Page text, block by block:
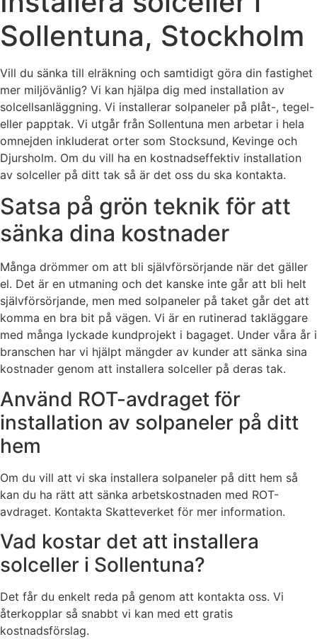
Sollentuna, Stockholm
Vill du sänka till elräkning och samtidigt göra din fastighet
mer miljövänlig? Vi kan hjälpa dig med installation av
solcellsanläggning. Vi installerar solpaneler på plåt-, tegel-
eller papptak. Vi utgår från Sollentuna men arbetar i hela
omnejden inkluderat orter som Stocksund, Kevinge och
Djursholm. Om du vill ha en kostnadseffektiv installation
av solceller på ditt tak så är det oss du ska kontakta.
Satsa på grön teknik för att
sänka dina kostnader
Många drömmer om att bli självförsörjande när det gäller
el. Det är en utmaning och det kanske inte går att bli helt
självförsörjande, men med solpaneler på taket går det att
komma en bra bit på vägen. Vi är en rutinerad takläggare
med många lyckade kundprojekt i bagaget. Under våra år i
branschen har vi hjälpt mängder av kunder att sänka sina
kostnader genom att installera solceller på deras tak.
Använd ROT-avdraget för
installation av solpaneler på ditt
hem
Om du vill att vi ska installera solpaneler på ditt hem så
kan du ha rätt att sänka arbetskostnaden med ROT-
avdraget. Kontakta Skatteverket för mer information.
Vad kostar det att installera
solceller i Sollentuna?
Det får du enkelt reda på genom att kontakta oss. Vi
återkopplar så snabbt vi kan med ett gratis
kostnadsförslag.